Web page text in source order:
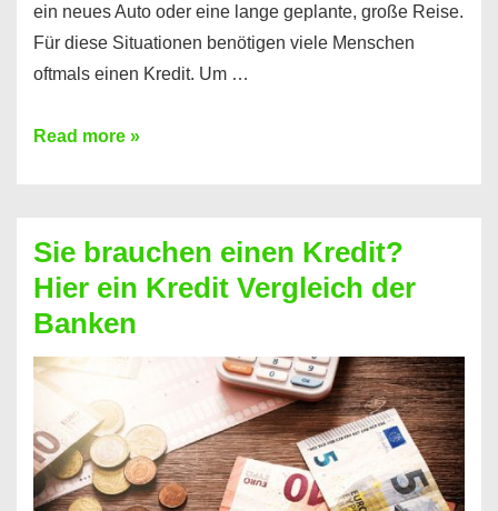
ein neues Auto oder eine lange geplante, große Reise.
Für diese Situationen benötigen viele Menschen
oftmals einen Kredit. Um …
Brauchen
Summe
Geld?
Hier
einen
10000
Euro
Kredit
finden
Read more »
Sie brauchen einen Kredit?
Hier ein Kredit Vergleich der
Banken